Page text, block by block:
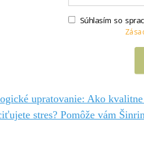
upratovanie: Ako
stres? Pomôže vám
Súhlasím so